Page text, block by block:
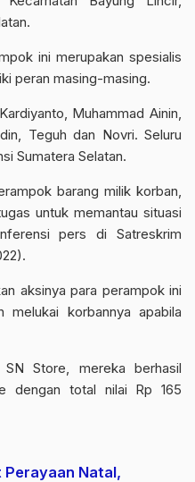
ini merupakan spesialis
peran masing-masing.
Muhammad Ainin,
Teguh dan Novri. Seluru
Sumatera Selatan.
barang milik korban,
untuk memantau situasi
pers di Satreskrim
aksinya para perampok ini
korbannya apabila
Store, mereka berhasil
dengan total nilai Rp 165
Perayaan Natal,